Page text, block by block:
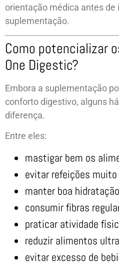
orientação médica antes de
suplementação.
Como potencializar
One Digestic?
Embora a suplementação
conforto digestivo, alguns
diferença.
Entre eles:
mastigar bem os
evitar refeições muito
manter boa
consumir fibras
praticar atividade
reduzir alimentos
evitar excesso de